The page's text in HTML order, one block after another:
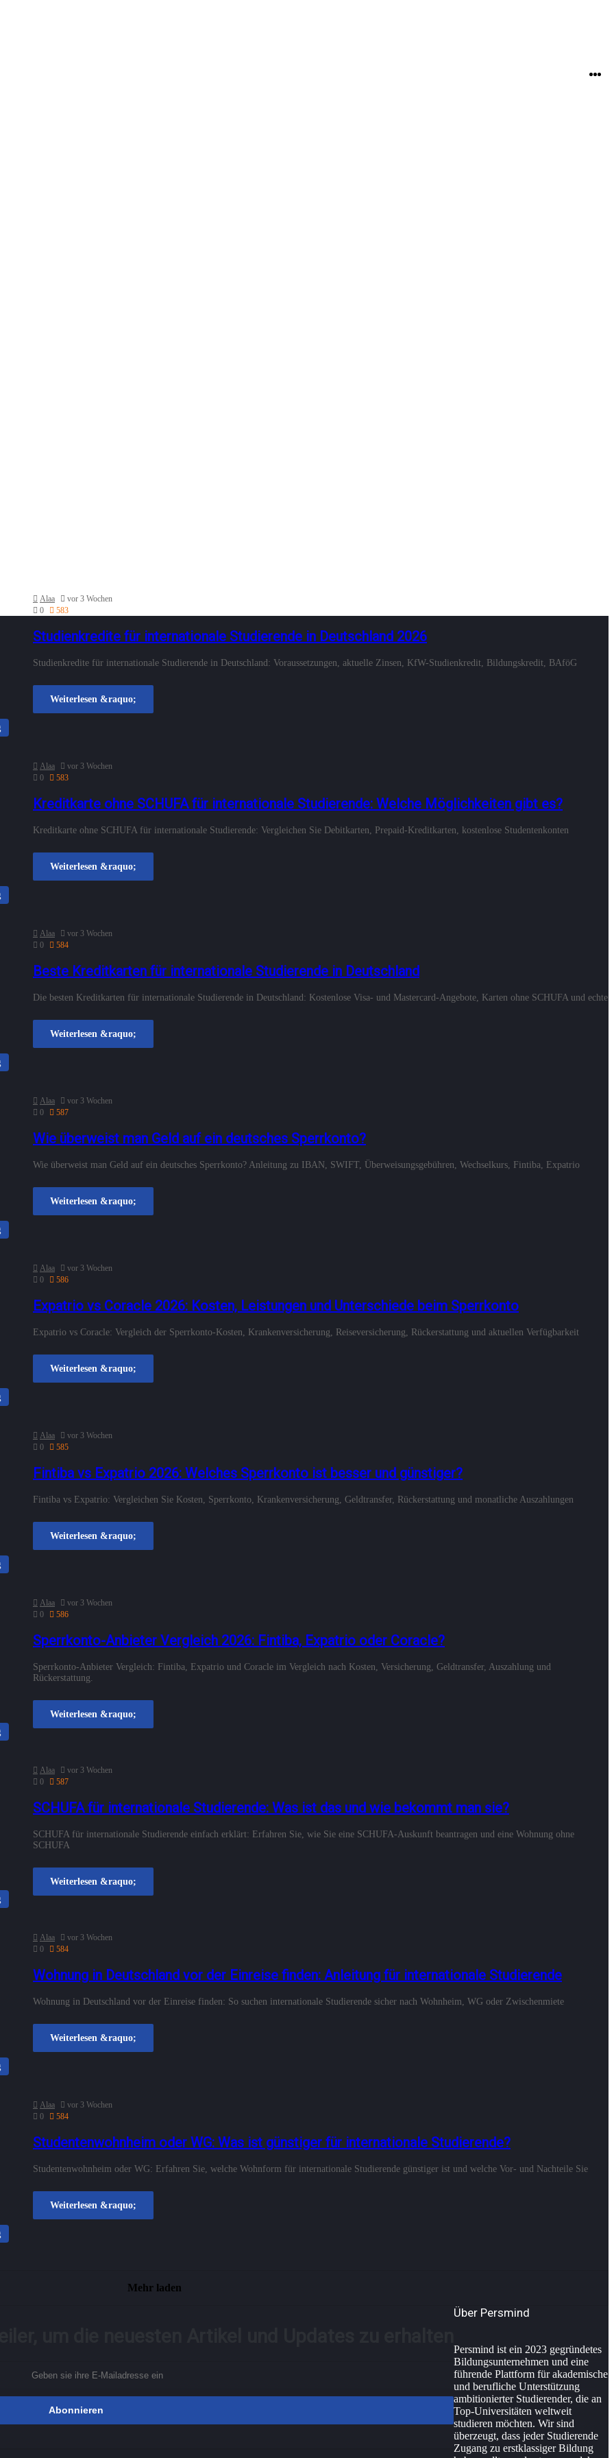
Alaa
vor 3 Wochen
0
583
Studienkredite für internationale Studierende in Deutschland 2026
Studienkredite für internationale Studierende in Deutschland: Voraussetzungen, aktuelle Zinsen, KfW-Studienkredit, Bildungskredit, BAföG
Weiterlesen &raquo;
Alaa
vor 3 Wochen
0
583
Kreditkarte ohne SCHUFA für internationale Studierende: Welche Möglichkeiten gibt es?
Kreditkarte ohne SCHUFA für internationale Studierende: Vergleichen Sie Debitkarten, Prepaid-Kreditkarten, kostenlose Studentenkonten
Weiterlesen &raquo;
Alaa
vor 3 Wochen
0
584
Beste Kreditkarten für internationale Studierende in Deutschland
Die besten Kreditkarten für internationale Studierende in Deutschland: Kostenlose Visa- und Mastercard-Angebote, Karten ohne SCHUFA und echte
Weiterlesen &raquo;
Alaa
vor 3 Wochen
0
587
Wie überweist man Geld auf ein deutsches Sperrkonto?
Wie überweist man Geld auf ein deutsches Sperrkonto? Anleitung zu IBAN, SWIFT, Überweisungsgebühren, Wechselkurs, Fintiba, Expatrio
Weiterlesen &raquo;
Alaa
vor 3 Wochen
0
586
Expatrio vs Coracle 2026: Kosten, Leistungen und Unterschiede beim Sperrkonto
Expatrio vs Coracle: Vergleich der Sperrkonto-Kosten, Krankenversicherung, Reiseversicherung, Rückerstattung und aktuellen Verfügbarkeit
Weiterlesen &raquo;
Alaa
vor 3 Wochen
0
585
Fintiba vs Expatrio 2026: Welches Sperrkonto ist besser und günstiger?
Fintiba vs Expatrio: Vergleichen Sie Kosten, Sperrkonto, Krankenversicherung, Geldtransfer, Rückerstattung und monatliche Auszahlungen
Weiterlesen &raquo;
Alaa
vor 3 Wochen
0
586
Sperrkonto-Anbieter Vergleich 2026: Fintiba, Expatrio oder Coracle?
Sperrkonto-Anbieter Vergleich: Fintiba, Expatrio und Coracle im Vergleich nach Kosten, Versicherung, Geldtransfer, Auszahlung und
Rückerstattung.
Weiterlesen &raquo;
Alaa
vor 3 Wochen
0
587
SCHUFA für internationale Studierende: Was ist das und wie bekommt man sie?
SCHUFA für internationale Studierende einfach erklärt: Erfahren Sie, wie Sie eine SCHUFA-Auskunft beantragen und eine Wohnung ohne
SCHUFA
Weiterlesen &raquo;
Alaa
vor 3 Wochen
0
584
Wohnung in Deutschland vor der Einreise finden: Anleitung für internationale Studierende
Wohnung in Deutschland vor der Einreise finden: So suchen internationale Studierende sicher nach Wohnheim, WG oder Zwischenmiete
Weiterlesen &raquo;
Alaa
vor 3 Wochen
0
584
Studentenwohnheim oder WG: Was ist günstiger für internationale Studierende?
Studentenwohnheim oder WG: Erfahren Sie, welche Wohnform für internationale Studierende günstiger ist und welche Vor- und Nachteile Sie
Weiterlesen &raquo;
Mehr laden
Über Persmind
Persmind ist ein 2023 gegründetes
Bildungsunternehmen und eine
führende Plattform für akademische
und berufliche Unterstützung
ambitionierter Studierender, die an
Top-Universitäten weltweit
studieren möchten. Wir sind
überzeugt, dass jeder Studierende
Zugang zu erstklassiger Bildung